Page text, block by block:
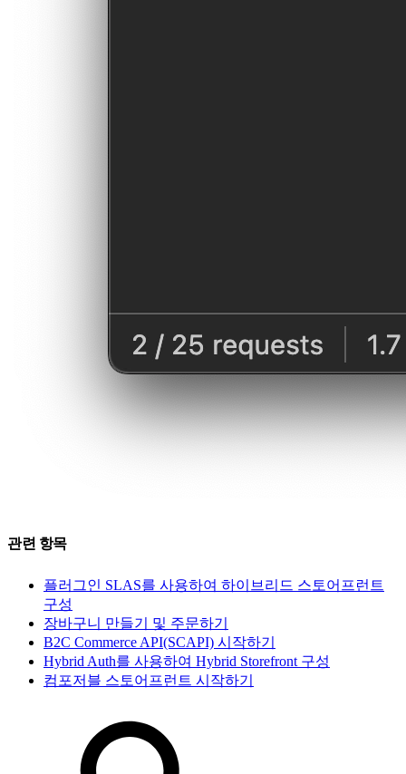
관련 항목
플러그인 SLAS를 사용하여 하이브리드 스토어프런트
구성
장바구니 만들기 및 주문하기
B2C Commerce API(SCAPI) 시작하기
Hybrid Auth를 사용하여 Hybrid Storefront 구성
컴포저블 스토어프런트 시작하기